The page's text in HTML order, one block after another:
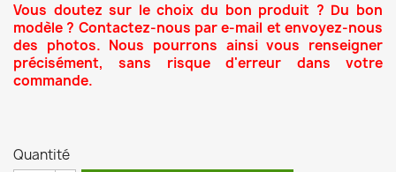
Vous doutez sur le choix du bon produit ? Du bon
modèle ? Contactez-nous par e-mail et envoyez-nous
des photos. Nous pourrons ainsi vous renseigner
précisément, sans risque d'erreur dans votre
commande.
Quantité